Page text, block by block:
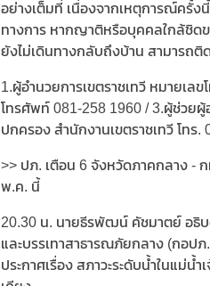
อย่างเต็มที่ เนื่องจากเหตุการณ์ครั้ง
ทางการ หากญาติหรือบุคคลใกล้ชิดข
ยังไม่เดินทางกลับถึงบ้าน สามารถติ
1.ผู้อำนวยการเขตราชเทวี หมายเล
โทรศัพท์ 081-258 1960 / 3.ผู้ช่วยผู้
ปกครอง สำนักงานเขตราชเทวี โทร.
>> ปภ. เตือน 6 จังหวัดภาคกลาง -
พ.ค. นี้
20.30 น. นายธีรพัฒน์ คัชมาตย์ อธิบ
และบรรเทาสาธารณภัยกลาง (กอป
ประกาศเรื่อง สภาวะระดับน้ำในแม่